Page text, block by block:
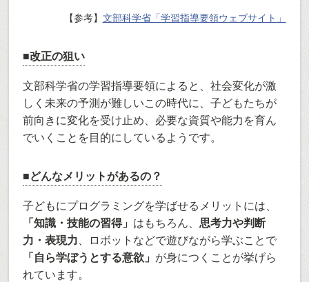
【参考】 文部科学省「学習指導要領ウェブサイト」
■改正の狙い
文部科学省の学習指導要領によると、社会変化が激
しく未来の予測が難しいこの時代に、子どもたちが
前向きに変化を受け止め、必要な資質や能力を育ん
でいくことを目的にしているようです。
■どんなメリットがあるの？
子どもにプログラミングを学ばせるメリットには、
「知識・技能の習得」 はもちろん、思考力や判断
力・表現力 、ロボットなどで遊びながら学ぶことで
「自ら学ぼうとする意欲」 が身につくことが挙げら
れています。